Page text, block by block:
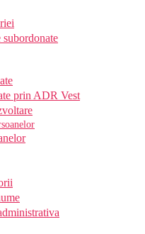
prin ADR Vest